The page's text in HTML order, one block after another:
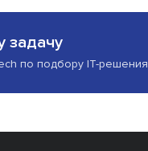
задачу
по подбору IT-решения